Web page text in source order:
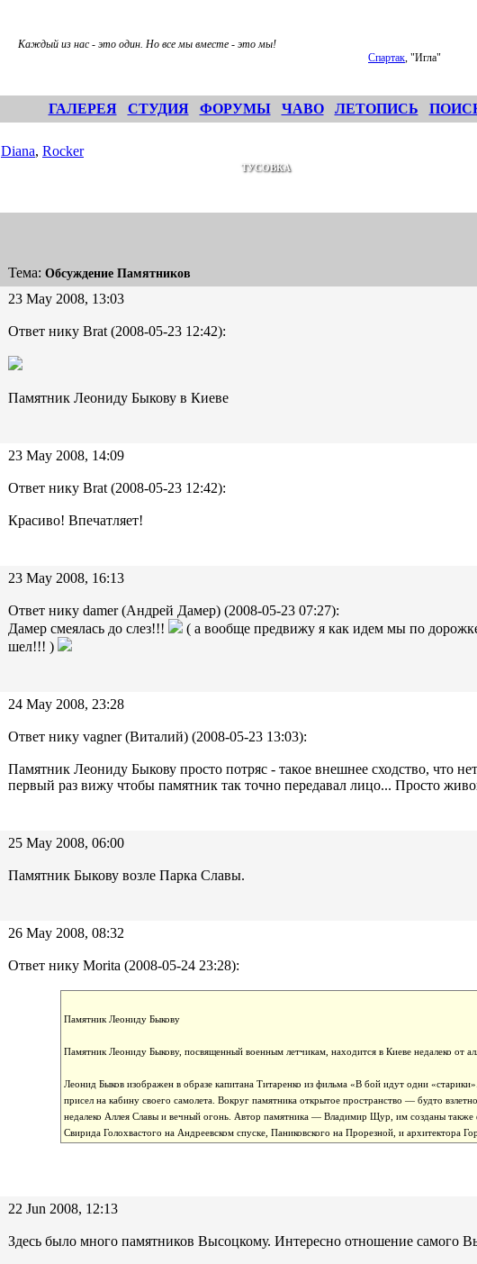
Каждый из нас - это один. Но все мы вместе - это мы!
Спартак, "Игла"
ГАЛЕРЕЯ СТУДИЯ ФОРУМЫ ЧАВО ЛЕТОПИСЬ
Diana, Rocker
ТУСОВКА
Тема: Обсуждение Памятников
23 May 2008, 13:03
Ответ нику Brat (2008-05-23 12:42):
Памятник Леониду Быкову в Киеве
23 May 2008, 14:09
Ответ нику Brat (2008-05-23 12:42):
Красиво! Впечатляет!
23 May 2008, 16:13
Ответ нику damer (Андрей Дамер) (2008-05-23 07:27):
Дамер смеялась до слез!!!
( а вообще предвижу я как идем мы по
шел!!! )
24 May 2008, 23:28
Ответ нику vagner (Виталий) (2008-05-23 13:03):
Памятник Леониду Быкову просто потряс - такое внешнее сходство, что
первый раз вижу чтобы памятник так точно передавал лицо... Просто
25 May 2008, 06:00
Памятник Быкову возле Парка Славы.
26 May 2008, 08:32
Ответ нику Morita (2008-05-24 23:28):
Памятник Леониду Быкову
Памятник Леониду Быкову, посвященный военным летчикам, находится в Киеве недалеко от
Леонид Быков изображен в образе капитана Титаренко из фильма «В бой идут одни
присел на кабину своего самолета. Вокруг памятника открытое пространство — будто
недалеко Аллея Славы и вечный огонь. Автор памятника — Владимир Щур, им созданы
Свирида Голохвастого на Андреевском спуске, Паниковского на Прорезной, и архитектора
22 Jun 2008, 12:13
Здесь было много памятников Высоцкому. Интересно отношение самого